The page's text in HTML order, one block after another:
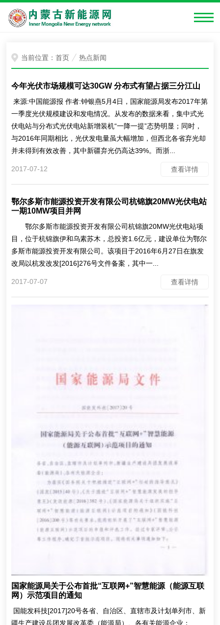
当前位置：首页 热点新闻
今年光伏市场规模可达30GW 分布式有望占据三分江山
来源:中国能源报 作者:钟银燕5月4日，国家能源局发布2017年第
一季度光伏规模建设和发电情况。从发布的数据来看，集中式光
伏电站与分布式光伏电站新增装机“一降一提”态势明显；同时，
与2016年同期相比，光伏发电量虽大幅增加，但西北各省弃光却
并未得到有效改善，其中新疆弃光仍高达39%。而浙...
2017-07-12 查看详情
鄂尔多斯市能源投资开发有限公司杭锦旗20MW光伏电站
一期10MW项目并网
鄂尔多斯市能源投资开发有限公司杭锦旗20MW光伏电站项
目，位于杭锦旗伊和乌素苏木，总投资1.6亿元，建设单位为鄂尔
多斯市能源投资开发有限公司。该项目于2016年6月27日在旗发
改局以杭发改发[2016]276号文件备案，其中一...
2017-07-07 查看详情
国家能源局关于公布首批“互联网+”智慧能源（能源互联
网）示范项目的通知
国能发科技[2017]20号各省、自治区、直辖市及计划单列市、新
疆生产建设兵团发展改革委（能源局）、各有关能源企业：